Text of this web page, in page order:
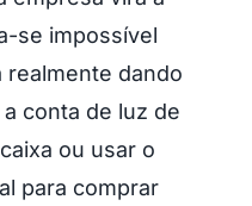
se impossível
dando
conta de luz de
ou usar o
para comprar